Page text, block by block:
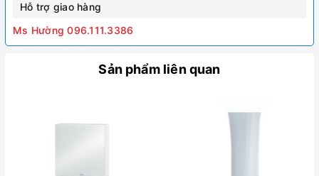
Hỗ trợ giao hàng
Ms Hường 096.111.3386
Sản phẩm liên quan